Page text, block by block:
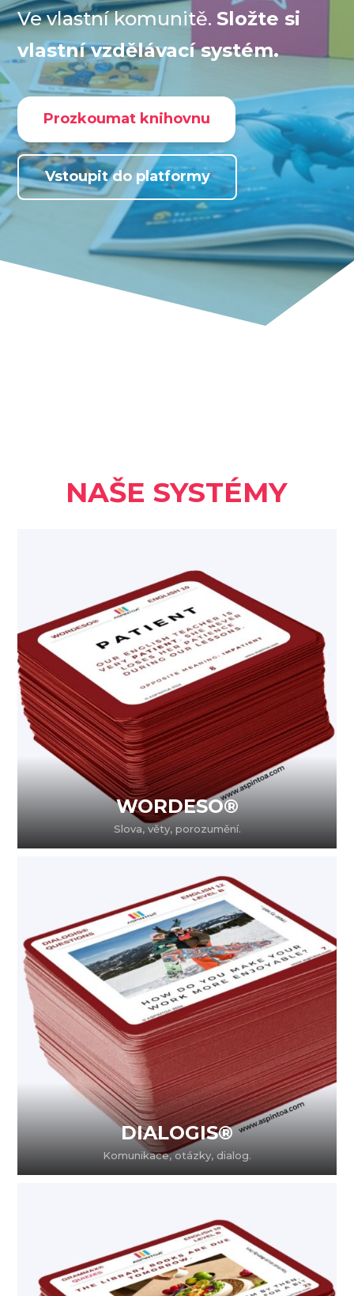
Ve vlastní komunitě. Složte si
vlastní vzdělávací systém.
Prozkoumat knihovnu
Vstoupit do platformy
NAŠE SYSTÉMY
WORDESO®
Slova, věty, porozumění.
DIALOGIS®
Komunikace, otázky, dialog.